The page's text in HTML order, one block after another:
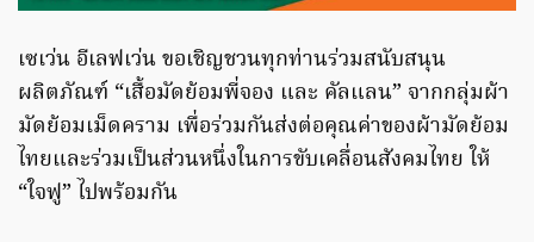
เซเว่น อีเลฟเว่น ขอเชิญชวนทุกท่านร่วมสนับสนุน
ผลิตภัณฑ์ “เสื้อมัดย้อมพี่จอง และ คัลแลน” จากกลุ่มผ้า
มัดย้อมเม็ดคราม เพื่อร่วมกันส่งต่อคุณค่าของผ้ามัดย้อม
ไทยและร่วมเป็นส่วนหนึ่งในการขับเคลื่อนสังคมไทย ให้
“ใจฟู” ไปพร้อมกัน